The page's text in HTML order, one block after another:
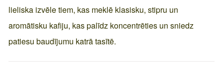
lieliska izvēle tiem, kas meklē klasisku, stipru un
aromātisku kafiju, kas palīdz koncentrēties un sniedz
patiesu baudījumu katrā tasītē.